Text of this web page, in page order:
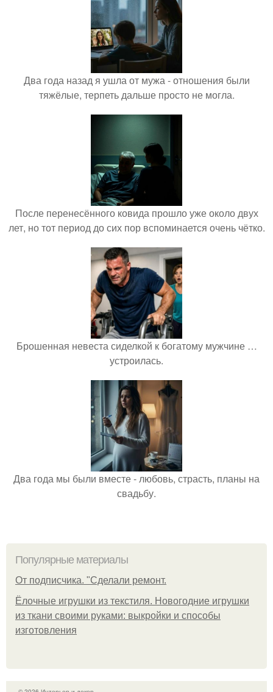
Два года назад я ушла от мужа - отношения были
тяжёлые, терпеть дальше просто не могла.
После перенесённого ковида прошло уже около двух
лет, но тот период до сих пор вспоминается очень чётко.
Брошенная невеста сиделкой к богатому мужчине …
устроилась.
Два года мы были вместе - любовь, страсть, планы на
свадьбу.
Популярные материалы
От подписчика. "Сделали ремонт.
Ёлочные игрушки из текстиля. Новогодние игрушки
из ткани своими руками: выкройки и способы
изготовления